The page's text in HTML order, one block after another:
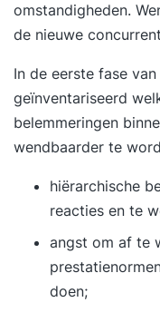
omstandigheden.
de nieuwe
In de eerste fase van
geïnventariseerd
belemmeringen
wendbaarder te
hiërarchische
reacties en te
angst om af te
doen;